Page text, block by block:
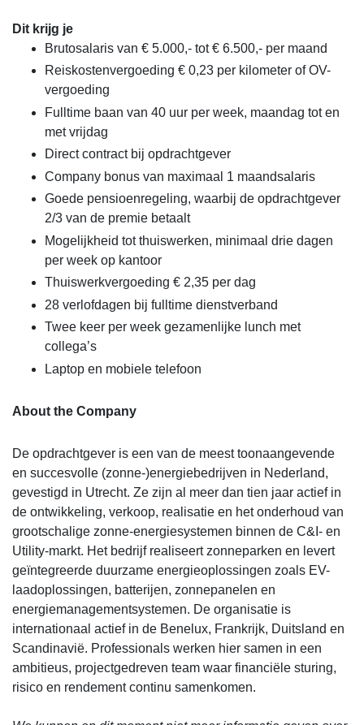
Dit krijg je
Brutosalaris van € 5.000,- tot € 6.500,- per maand
Reiskostenvergoeding € 0,23 per kilometer of OV-
vergoeding
Fulltime baan van 40 uur per week, maandag tot en
met vrijdag
Direct contract bij opdrachtgever
Company bonus van maximaal 1 maandsalaris
Goede pensioenregeling, waarbij de opdrachtgever
2/3 van de premie betaalt
Mogelijkheid tot thuiswerken, minimaal drie dagen
per week op kantoor
Thuiswerkvergoeding € 2,35 per dag
28 verlofdagen bij fulltime dienstverband
Twee keer per week gezamenlijke lunch met
collega’s
Laptop en mobiele telefoon
About the Company
De opdrachtgever is een van de meest toonaangevende
en succesvolle (zonne-)energiebedrijven in Nederland,
gevestigd in Utrecht. Ze zijn al meer dan tien jaar actief in
de ontwikkeling, verkoop, realisatie en het onderhoud van
grootschalige zonne-energiesystemen binnen de C&I- en
Utility-markt. Het bedrijf realiseert zonneparken en levert
geïntegreerde duurzame energieoplossingen zoals EV-
laadoplossingen, batterijen, zonnepanelen en
energiemanagementsystemen. De organisatie is
internationaal actief in de Benelux, Frankrijk, Duitsland en
Scandinavië. Professionals werken hier samen in een
ambitieus, projectgedreven team waar financiële sturing,
risico en rendement continu samenkomen.